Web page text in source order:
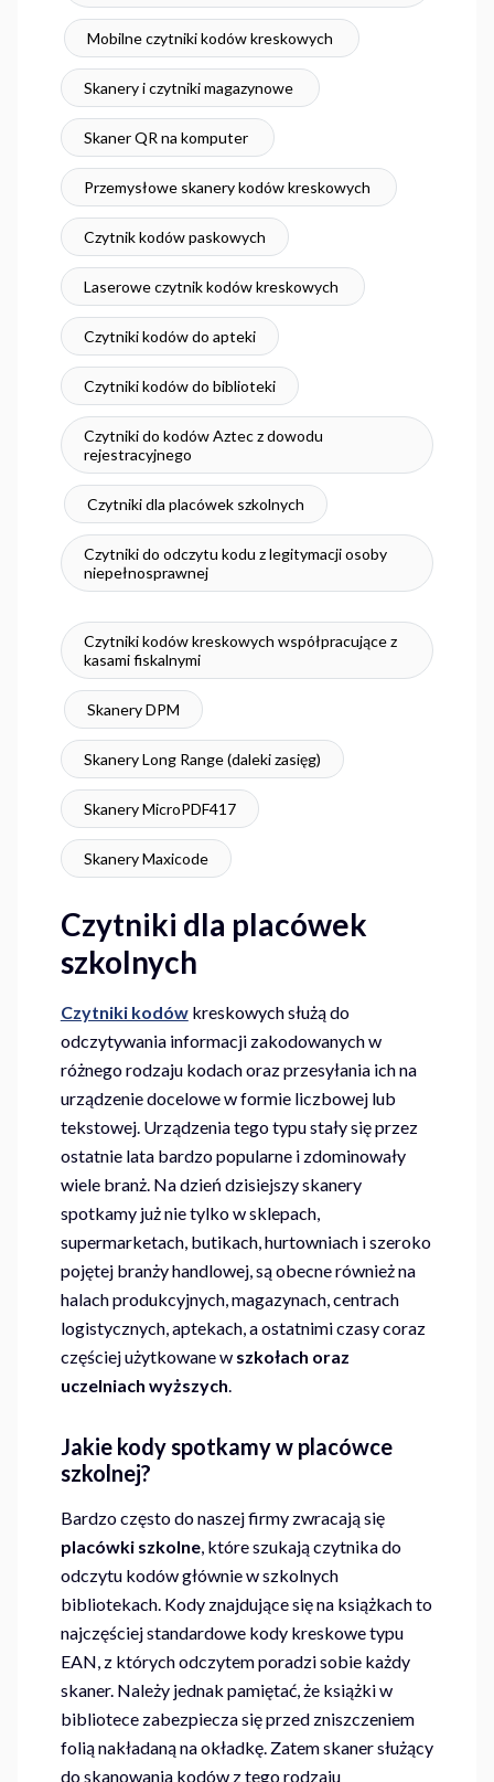
Mobilne czytniki kodów kreskowych
Skanery i czytniki magazynowe
Skaner QR na komputer
Przemysłowe skanery kodów kreskowych
Czytnik kodów paskowych
Laserowe czytnik kodów kreskowych
Czytniki kodów do apteki
Czytniki kodów do biblioteki
Czytniki do kodów Aztec z dowodu
rejestracyjnego
Czytniki dla placówek szkolnych
Czytniki do odczytu kodu z legitymacji osoby
niepełnosprawnej
Czytniki kodów kreskowych współpracujące z
kasami fiskalnymi
Skanery DPM
Skanery Long Range (daleki zasięg)
Skanery MicroPDF417
Skanery Maxicode
Czytniki dla placówek
szkolnych
Czytniki kodówkreskowych służą do
odczytywania informacji zakodowanych w
różnego rodzaju kodach oraz przesyłania ich na
urządzenie docelowe w formie liczbowej lub
tekstowej. Urządzenia tego typu stały się przez
ostatnie lata bardzo popularne i zdominowały
wiele branż. Na dzień dzisiejszy skanery
spotkamy już nie tylko w sklepach,
supermarketach, butikach, hurtowniach i szeroko
pojętej branży handlowej, są obecne również na
halach produkcyjnych, magazynach, centrach
logistycznych, aptekach, a ostatnimi czasy coraz
częściej użytkowane w szkołach oraz
uczelniach wyższych.
Jakie kody spotkamy w placówce
szkolnej?
Bardzo często do naszej firmy zwracają się
placówki szkolne, które szukają czytnika do
odczytu kodów głównie w szkolnych
bibliotekach. Kody znajdujące się na książkach to
najczęściej standardowe kody kreskowe typu
EAN, z których odczytem poradzi sobie każdy
skaner. Należy jednak pamiętać, że książki w
bibliotece zabezpiecza się przed zniszczeniem
folią nakładaną na okładkę. Zatem skaner służący
do skanowania kodów z tego rodzaju